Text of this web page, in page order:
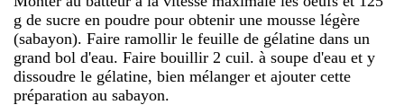
g de sucre en poudre pour obtenir une mousse légère
(sabayon). Faire ramollir le feuille de gélatine dans un
grand bol d'eau. Faire bouillir 2 cuil. à soupe d'eau et y
dissoudre le gélatine, bien mélanger et ajouter cette
préparation au sabayon.